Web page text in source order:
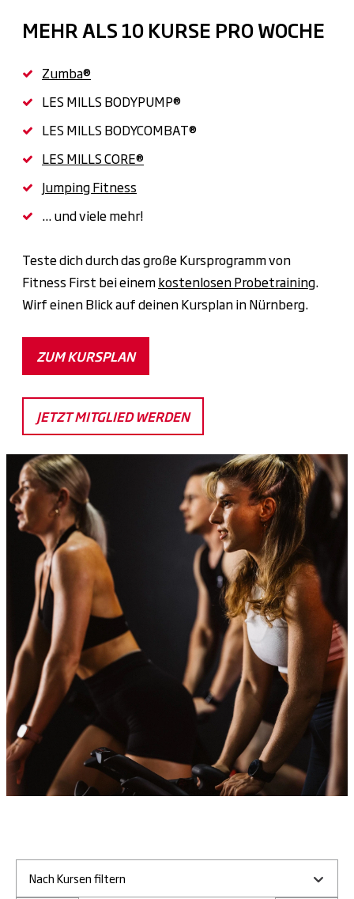
MEHR ALS 10 KURSE PRO WOCHE
Zumba®
LES MILLS BODYPUMP®
LES MILLS BODYCOMBAT®
LES MILLS CORE®
Jumping Fitness
... und viele mehr!
Teste dich durch das große Kursprogramm von
Fitness First bei einemkostenlosen Probetraining.
Wirf einen Blick auf deinen Kursplan in Nürnberg.
ZUM KURSPLAN
JETZT MITGLIED WERDEN
Nach Kursen filtern